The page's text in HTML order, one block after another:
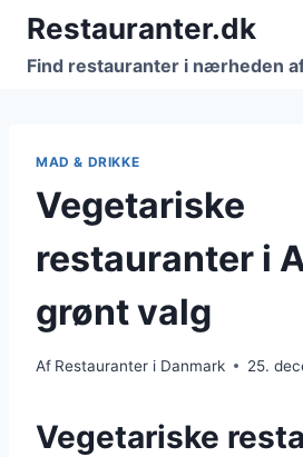
Fortsæt
indhold
Restauranter.dk
Find restauranter i nærheden
MAD & DRIKKE
Vegetariske
restauranter i
grønt valg
Af Restauranter i Danmark 25.
Vegetariske